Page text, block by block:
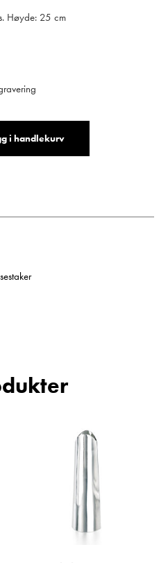
Høyde: 25 cm
i handlekurv